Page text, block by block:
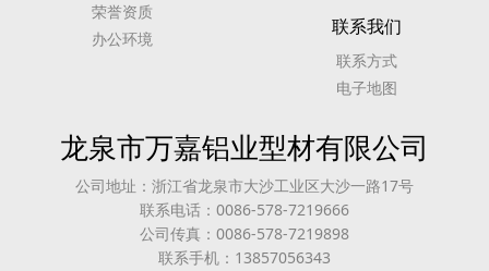
荣誉资质
办公环境
联系我们
联系方式
电子地图
龙泉市万嘉铝业型材有限公司
公司地址：浙江省龙泉市大沙工业区大沙一路17号
联系电话：0086-578-7219666
公司传真：0086-578-7219898
联系手机：13857056343